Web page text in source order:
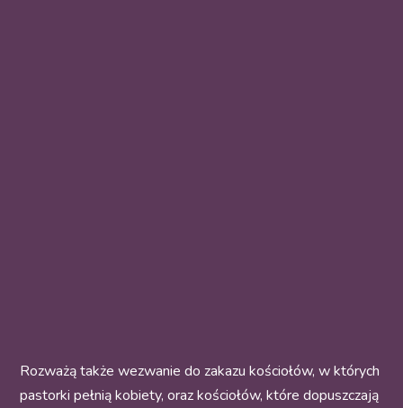
Rozważą także wezwanie do zakazu kościołów, w których
pastorki pełnią kobiety, oraz kościołów, które dopuszczają